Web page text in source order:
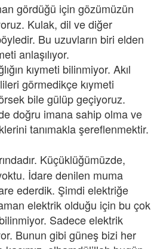
gördüğü için gözümüzün
Kulak, dil ve diğer
Bu uzuvların biri elden
anlaşılıyor.
kıymeti bilinmiyor. Akıl
görmedikçe kıymeti
bile gülüp geçiyoruz.
doğru imana sahip olma ve
tanımakla şereflenmektir.
Küçüklüğümüzde,
İdare denilen muma
ederdik. Şimdi elektriğe
elektrik olduğu için bu çok
Sadece elektrik
Bunun gibi güneş bizi her